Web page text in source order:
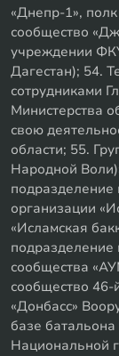
«Днепр-1»,
сообщество
учреждении
Дагестан); 54.
сотрудниками
Министерства
свою
области; 55.
Народной
подразделение
организации
«Исламская
подразделение
сообщества
сообщество
«Донбасс»
базе
Национальной